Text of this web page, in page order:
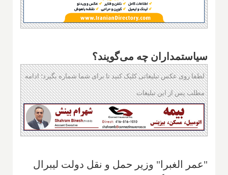
سیاستمداران چه می‌گویند؟
لطفا روی عکس تبلیغاتی کلیک کنید تا برای شما شماره بگیرد؛ ادامه
مطلب پس از این تبلیغات
"عمر الغبرا" وزیر حمل و نقل دولت لیبرال